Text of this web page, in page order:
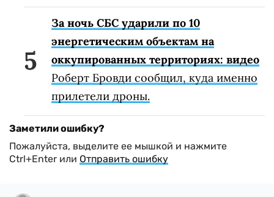
За ночь СБС ударили по 10
энергетическим объектам на
оккупированных территориях: видео
Роберт Бровди сообщил, куда именно
прилетели дроны.
Заметили ошибку?
Пожалуйста, выделите ее мышкой и нажмите
Ctrl+Enter или Отправить ошибку